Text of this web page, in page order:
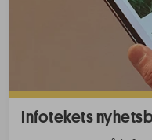
Infotekets